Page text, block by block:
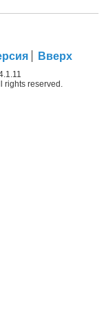
Вверх
rights reserved.